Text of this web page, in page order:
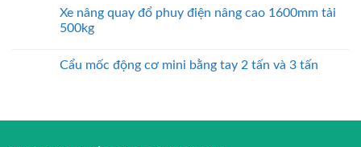
Xe nâng quay đổ phuy điện nâng cao 1600mm tải
500kg
Cẩu mốc động cơ mini bằng tay 2 tấn và 3 tấn